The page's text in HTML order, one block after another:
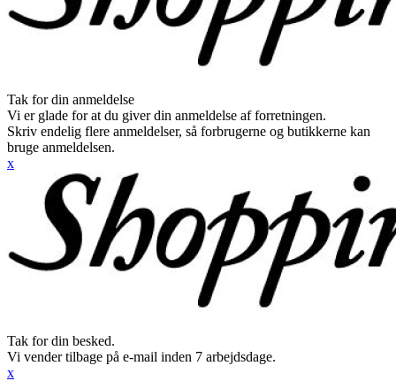
Tak for din anmeldelse
Vi er glade for at du giver din anmeldelse af forretningen.
Skriv endelig flere anmeldelser, så forbrugerne og butikkerne kan
bruge anmeldelsen.
x
Tak for din besked.
Vi vender tilbage på e-mail inden 7 arbejdsdage.
x